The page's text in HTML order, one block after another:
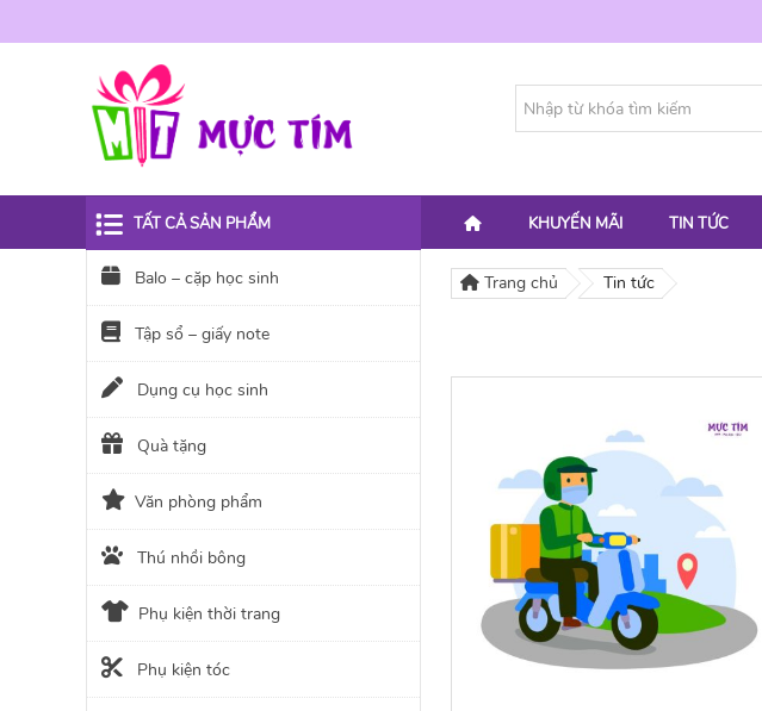
KHUYẾN MÃI TIN TỨC
Trang chủ Tin tức
TẤT CẢ SẢN PHẨM
Balo – cặp học sinh
Tập sổ – giấy note
Dụng cụ học sinh
Quà tặng
Văn phòng phẩm
Thú nhồi bông
Phụ kiện thời trang
Phụ kiện tóc